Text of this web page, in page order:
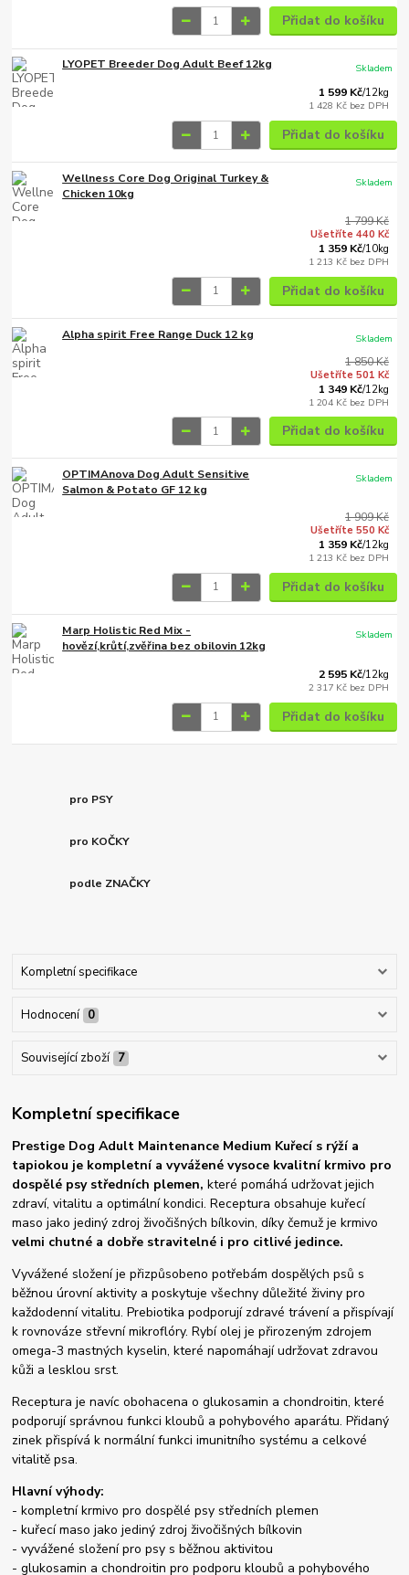
Přidat do košíku
LYOPET Breeder Dog Adult Beef 12kg
1 599 Kč/12kg
1 428 Kč bez DPH
Skladem
Přidat do košíku
Wellness Core Dog Original Turkey &
Chicken 10kg
1 799 Kč
Ušetříte 440 Kč
1 359 Kč/10kg
1 213 Kč bez DPH
Skladem
Přidat do košíku
Alpha spirit Free Range Duck 12 kg
1 850 Kč
Ušetříte 501 Kč
1 349 Kč/12kg
1 204 Kč bez DPH
Skladem
Přidat do košíku
OPTIMAnova Dog Adult Sensitive
Salmon & Potato GF 12 kg
1 909 Kč
Ušetříte 550 Kč
1 359 Kč/12kg
1 213 Kč bez DPH
Skladem
Přidat do košíku
Marp Holistic Red Mix -
hovězí,krůtí,zvěřina bez obilovin 12kg
2 595 Kč/12kg
2 317 Kč bez DPH
Skladem
Přidat do košíku
pro PSY
pro KOČKY
podle ZNAČKY
Kompletní specifikace
Hodnocení 0
Související zboží 7
Kompletní specifikace
Prestige Dog Adult Maintenance Medium Kuřecí s rýží a
tapiokou je kompletní a vyvážené vysoce kvalitní krmivo pro
dospělé psy středních plemen, které pomáhá udržovat jejich
zdraví, vitalitu a optimální kondici. Receptura obsahuje kuřecí
maso jako jediný zdroj živočišných bílkovin, díky čemuž je krmivo
velmi chutné a dobře stravitelné i pro citlivé jedince.
Vyvážené složení je přizpůsobeno potřebám dospělých psů s
běžnou úrovní aktivity a poskytuje všechny důležité živiny pro
každodenní vitalitu. Prebiotika podporují zdravé trávení a přispívají
k rovnováze střevní mikroflóry. Rybí olej je přirozeným zdrojem
omega-3 mastných kyselin, které napomáhají udržovat zdravou
kůži a lesklou srst.
Receptura je navíc obohacena o glukosamin a chondroitin, které
podporují správnou funkci kloubů a pohybového aparátu. Přidaný
zinek přispívá k normální funkci imunitního systému a celkové
vitalitě psa.
Hlavní výhody:
- kompletní krmivo pro dospělé psy středních plemen
- kuřecí maso jako jediný zdroj živočišných bílkovin
- vyvážené složení pro psy s běžnou aktivitou
- glukosamin a chondroitin pro podporu kloubů a pohybového